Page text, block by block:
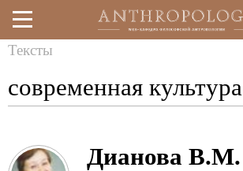
к
здесь
Тексты
современная культура
Дианова В.М.